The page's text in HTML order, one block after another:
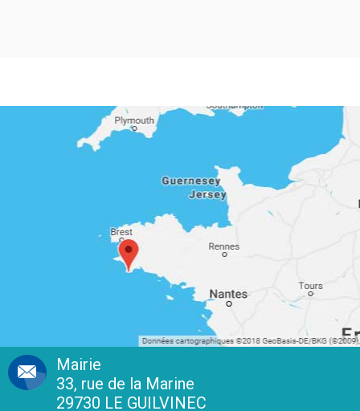
Mairie
33, rue de la Marine
29730 LE GUILVINEC